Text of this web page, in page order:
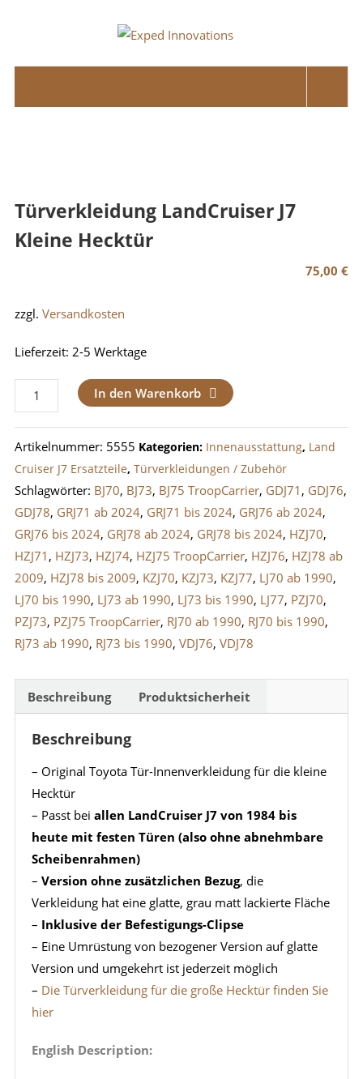
Exped
Türverkleidung LandCruiser J7
Kleine Hecktür
75,00€
zzgl. Versandkosten
Lieferzeit: 2-5 Werktage
Türverkleidung
LandCruiser
J7
kleine
Hecktür
Menge
In den Warenkorb
Artikelnummer: 5555 Kategorien: Innenausstattung, Land
Cruiser J7 Ersatzteile, Türverkleidungen / Zubehör
Schlagwörter: BJ70, BJ73, BJ75 TroopCarrier, GDJ71 , GDJ76,
GDJ78, GRJ71 ab 2024, GRJ71 bis 2024, GRJ76 ab 2024,
GRJ76 bis 2024, GRJ78 ab 2024, GRJ78 bis 2024, HZJ70,
HZJ71 , HZJ73, HZJ74, HZJ75 TroopCarrier, HZJ76, HZJ78 ab
2009, HZJ78 bis 2009, KZJ70, KZJ73, KZJ77, LJ70 ab 1990,
LJ70 bis 1990, LJ73 ab 1990, LJ73 bis 1990, LJ77, PZJ70,
PZJ73, PZJ75 TroopCarrier, RJ70 ab 1990, RJ70 bis 1990,
RJ73 ab 1990, RJ73 bis 1990, VDJ76, VDJ78
Beschreibung Produktsicherheit
Beschreibung
– Original Toyota Tür-Innenverkleidung für die kleine
Hecktür
– Passt bei allen LandCruiser J7 von 1984 bis
heute mit festen Türen (also ohne abnehmbare
Scheibenrahmen)
– Version ohne zusätzlichen Bezug, die
Verkleidung hat eine glatte, grau matt lackierte Fläche
– Inklusive der Befestigungs-Clipse
– Eine Umrüstung von bezogener Version auf glatte
Version und umgekehrt ist jederzeit möglich
– Die Türverkleidung für die große Hecktür finden Sie
hier
English Description: